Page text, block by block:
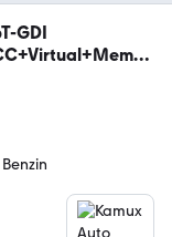
GDI
Benzin